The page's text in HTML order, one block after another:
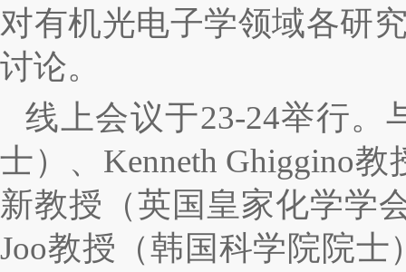
对有机光电子学领域各研
讨论。
线上会议于23-24举行。
士）、 Kenneth Ghiggino教
新教授（英国皇家化学学
Joo教授（韩国科学院院士